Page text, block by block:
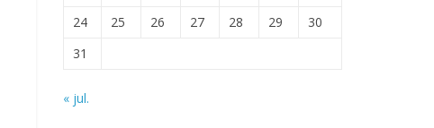
24
25 26 27 28 29
30
31
« jul.